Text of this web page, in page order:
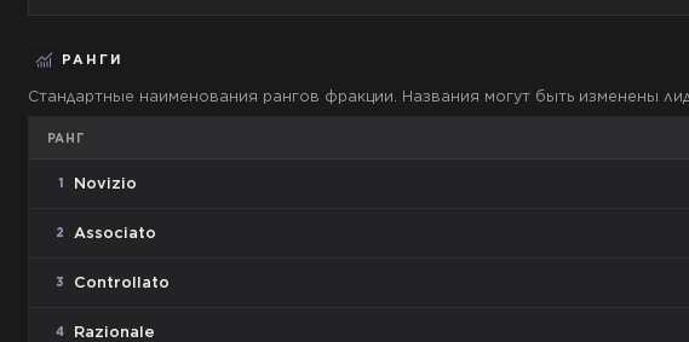
РАНГИ
Стандартные наименования рангов фракции. Названия могут быть изменены
РАНГ
1 Novizio
2 Associato
3 Controllato
4 Razionale